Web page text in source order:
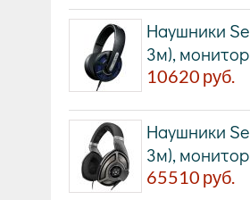
Наушники
3м),
10620 руб.
Наушники
3м),
65510 руб.